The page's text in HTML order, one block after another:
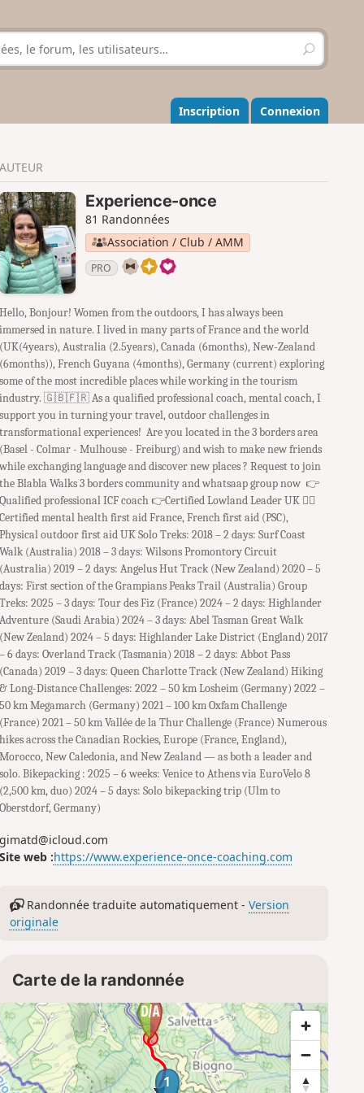
R
e
h
e
r
r
Inscription Connexion
AUTEUR
Experience-once
81 Randonnées
Association / Club / AMM
PRO
Hello, Bonjour! Women from the outdoors, I has always been
immersed in nature. I lived in many parts of France and the world
(UK(4years), Australia (2.5years), Canada (6months), New-Zealand
(6months)), French Guyana (4months), Germany (current) exploring
some of the most incredible places while working in the tourism
industry. ​ 🇬🇧🇫🇷 As a qualified professional coach, mental coach, I
support you in turning your travel, outdoor challenges in
transformational experiences! Are you located in the 3 borders area
(Basel - Colmar - Mulhouse - Freiburg) and wish to make new friends
while exchanging language and discover new places ? Request to join
the Blabla Walks 3 borders community and whatsaap group now 👉
Qualified professional ICF coach 👉Certified Lowland Leader UK 👉🏻
Certified mental health first aid France, French first aid (PSC),
Physical outdoor first aid UK Solo Treks: 2018 – 2 days: Surf Coast
Walk (Australia) 2018 – 3 days: Wilsons Promontory Circuit
(Australia) 2019 – 2 days: Angelus Hut Track (New Zealand) 2020 – 5
days: First section of the Grampians Peaks Trail (Australia) Group
Treks: 2025 – 3 days: Tour des Fiz (France) 2024 – 2 days: Highlander
Adventure (Saudi Arabia) 2024 – 3 days: Abel Tasman Great Walk
(New Zealand) 2024 – 5 days: Highlander Lake District (England) 2017
– 6 days: Overland Track (Tasmania) 2018 – 2 days: Abbot Pass
(Canada) 2019 – 3 days: Queen Charlotte Track (New Zealand) Hiking
& Long-Distance Challenges: 2022 – 50 km Losheim (Germany) 2022 –
50 km Megamarch (Germany) 2021 – 100 km Oxfam Challenge
(France) 2021 – 50 km Vallée de la Thur Challenge (France) Numerous
hikes across the Canadian Rockies, Europe (France, England),
Morocco, New Caledonia, and New Zealand — as both a leader and
solo. Bikepacking : 2025 – 6 weeks: Venice to Athens via EuroVelo 8
(2,500 km, duo) 2024 – 5 days: Solo bikepacking trip (Ulm to
Oberstdorf, Germany)
gimatd@icloud.com
Site web :https://www.experience-once-coaching.com
Randonnée traduite automatiquement -Version
originale
Carte de la randonnée
1